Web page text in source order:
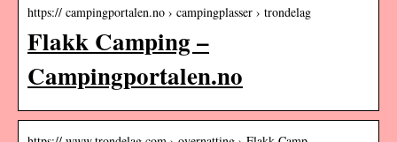
https:// campingportalen.no › campingplasser › trondelag
Flakk Camping –
Campingportalen.no